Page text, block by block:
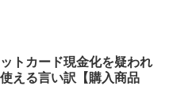
トカード現金化を疑われ
える言い訳【購入商品